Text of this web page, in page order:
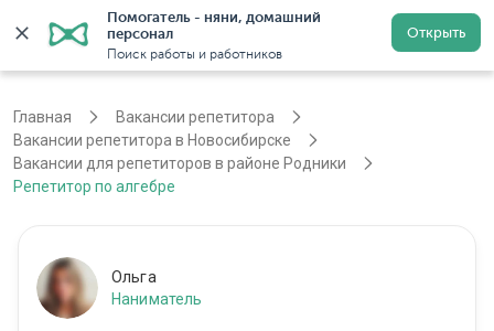
Помогатель - няни, домашний
персонал
Поиск работы и работников
Открыть
Новосибирск Регистрация
Главная
Вакансии репетитора
Вакансии репетитора в Новосибирске
Вакансии для репетиторов в районе Родники
Репетитор по алгебре
Ольга
Наниматель